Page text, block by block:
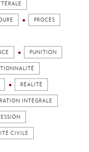
PROCÈS
PUNITION
RÉALITÉ
INTÉGRALE
CIVILE